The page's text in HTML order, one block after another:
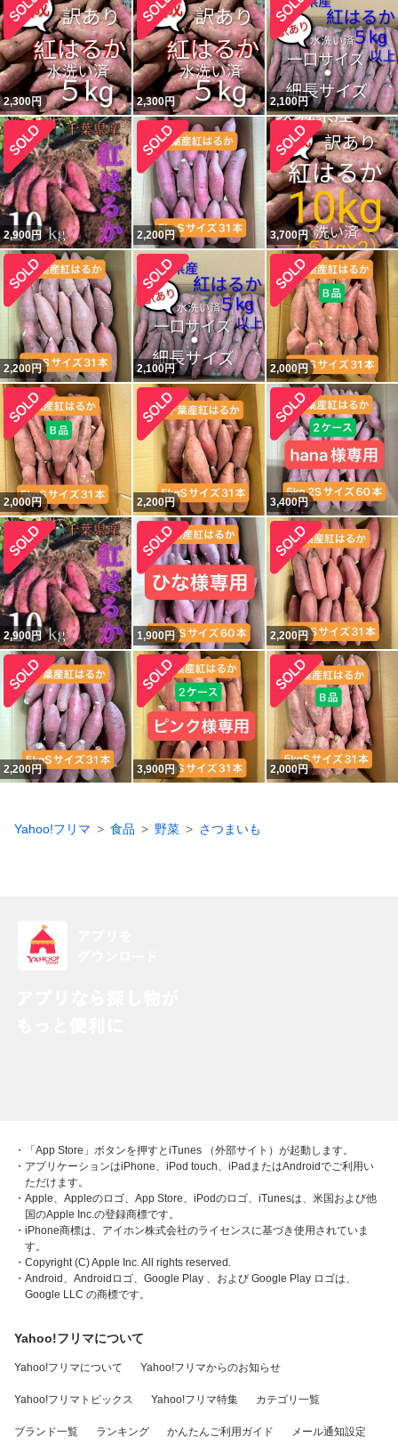
2,300円 2,300円 2,100円
2,900円 2,200円 3,700円
2,200円 2,100円 2,000円
2,000円 2,200円 3,400円
2,900円 1,900円 2,200円
2,200円 3,900円 2,000円
Yahoo!フリマ 食品 野菜 さつまいも
・「App Store」ボタンを押すとiTunes （外部サイト）が起動します。
・アプリケーションはiPhone、iPod touch、iPadまたはAndroidでご利用い
ただけます。
・Apple、Appleのロゴ、App Store、iPodのロゴ、iTunesは、米国および他
国のApple Inc.の登録商標です。
・iPhone商標は、アイホン株式会社のライセンスに基づき使用されていま
す。
・Copyright (C) Apple Inc. All rights reserved.
・Android、Androidロゴ、Google Play 、および Google Play ロゴは、
Google LLC の商標です。
Yahoo!フリマについて
Yahoo!フリマについて Yahoo!フリマからのお知らせ
Yahoo!フリマトピックス Yahoo!フリマ特集 カテゴリ一覧
ブランド一覧 ランキング かんたんご利用ガイド メール通知設定